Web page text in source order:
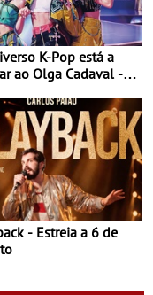
K-Pop está a
ao Olga Cadaval - A
- Estreia a 6 de